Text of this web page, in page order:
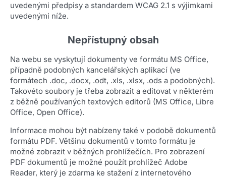
uvedenými předpisy a standardem WCAG 2.1 s výjimkami
uvedenými níže.
Nepřístupný obsah
Na webu se vyskytují dokumenty ve formátu MS Office,
případně podobných kancelářských aplikací (ve
formátech .doc, .docx, .odt, .xls, .xlsx, .ods a podobných).
Takovéto soubory je třeba zobrazit a editovat v některém
z běžně používaných textových editorů (MS Office, Libre
Office, Open Office).
Informace mohou být nabízeny také v podobě dokumentů
formátu PDF. Většinu dokumentů v tomto formátu je
možné zobrazit v běžných prohlížečích. Pro zobrazení
PDF dokumentů je možné použít prohlížeč Adobe
Reader, který je zdarma ke stažení z internetového